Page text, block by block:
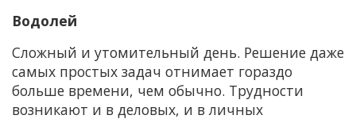
Водолей
Сложный и утомительный день. Решение даже
самых простых задач отнимает гораздо
больше времени, чем обычно. Трудности
возникают и в деловых, и в личных